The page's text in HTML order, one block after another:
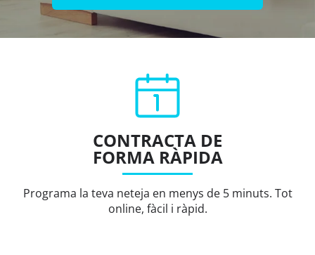
CONTRACTA DE
FORMA RÀPIDA
Programa la teva neteja en menys de 5 minuts. Tot
online, fàcil i ràpid.